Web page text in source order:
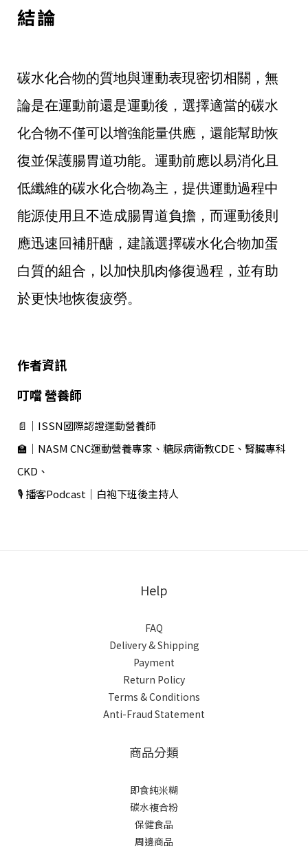
結論
碳水化合物的質地與運動表現密切相關，無
論是在運動前還是運動後，選擇適當的碳水
化合物不僅可以增強能量供應，還能幫助恢
復並保護腸胃道功能。運動前應以易消化且
低纖維的碳水化合物為主，提供運動過程中
能源使用且不造成腸胃道負擔，而運動後則
應迅速回補肝醣，建議選擇碳水化合物加蛋
白質的組合，以加快肌肉修復過程，並有助
於更快地恢復疲勞。
作者資訊
叮噹 營養師
📄｜ISSN國際認證運動營養師
🏫｜NASM CNC運動營養專家、糖尿病衛教CDE、腎臟專科
CKD、
🎙️ 播客Podcast｜白袍下班後主持人
Help
FAQ
Delivery & Shipping
Payment
Return Policy
Terms & Conditions
Anti-Fraud Statement
商品分類
即食純米糊
碳水複合粉
保健食品
周邊商品